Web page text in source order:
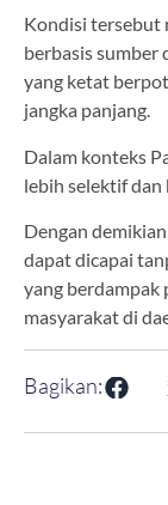
Kondisi tersebut
berbasis sumber
yang ketat
jangka panjang.
Dalam konteks
lebih selektif dan
Dengan
dapat dicapai
yang berdampak
masyarakat di
Bagikan: